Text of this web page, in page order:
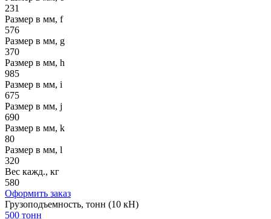
231
Размер в мм, f
576
Размер в мм, g
370
Размер в мм, h
985
Размер в мм, i
675
Размер в мм, j
690
Размер в мм, k
80
Размер в мм, l
320
Вес кажд., кг
580
Оформить заказ
Грузоподъемность, тонн (10 кН)
500 тонн